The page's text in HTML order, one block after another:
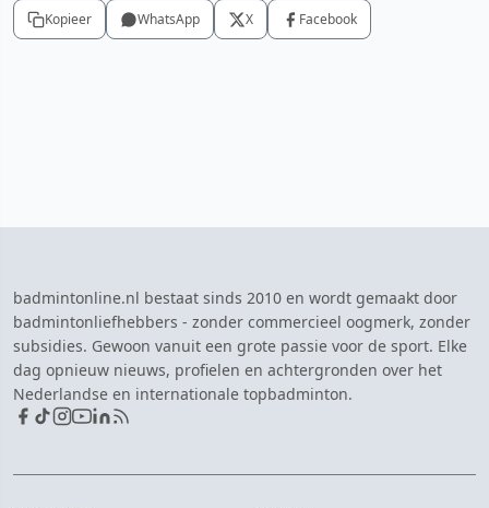
Kopieer WhatsApp X Facebook
badmintonline.nl bestaat sinds 2010 en wordt gemaakt door
badmintonliefhebbers - zonder commercieel oogmerk, zonder
subsidies. Gewoon vanuit een grote passie voor de sport. Elke
dag opnieuw nieuws, profielen en achtergronden over het
Nederlandse en internationale topbadminton.